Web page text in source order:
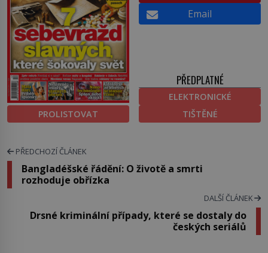
PROLISTOVAT
Email
PŘEDPLATNÉ
ELEKTRONICKÉ
TIŠTĚNÉ
PŘEDCHOZÍ ČLÁNEK
Bangladéšské řádění: O životě a smrti
rozhoduje obřízka
DALŠÍ ČLÁNEK
Drsné kriminální případy, které se dostaly do
českých seriálů